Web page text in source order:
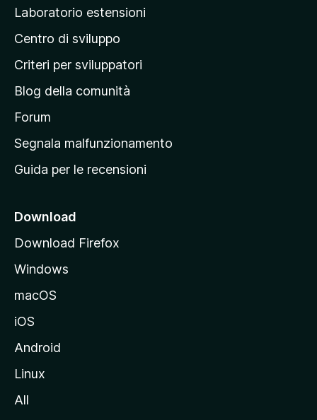
a
g
i
a
p
r
n
i
a
l
e
l
t
Laboratorio estensioni
Centro di sviluppo
Criteri per sviluppatori
Blog della comunità
Forum
Segnala malfunzionamento
Guida per le recensioni
Download
Download Firefox
Windows
macOS
iOS
Android
Linux
All